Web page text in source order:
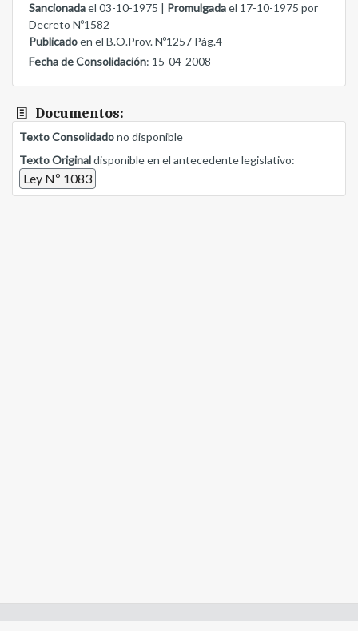
Sancionadael 03-10-1975 | Promulgadael 17-10-1975 por
Decreto Nº1582
Publicadoen el B.O.Prov. Nº1257 Pág.4
Fecha de Consolidación: 15-04-2008
Documentos:
Texto Consolidadono disponible
Texto Originaldisponible en el antecedente legislativo:
Ley Nº 1083